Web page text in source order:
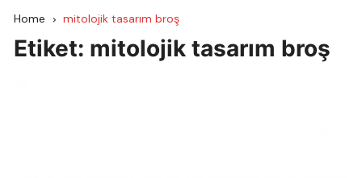
Home mitolojik tasarım broş
Etiket: mitolojik tasarım broş